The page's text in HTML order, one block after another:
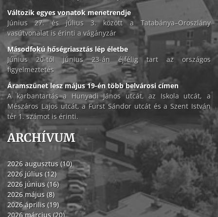
Változik egyes vonatok menetrendje
Június 27. és július 3. között a Tatabánya–Oroszlány
vasútvonalat is érinti a vágányzár
Másodfokú hőségriasztás lép életbe
Június 20-tól június 23-án éjfélig tart az országos
figyelmeztetés
Áramszünet lesz május 19-én több belvárosi címen
A karbantartás a Hunyadi János utcát, az Iskola utcát, a
Mészáros Lajos utcát, a Fürst Sándor utcát és a Szent István
tér 1. számot is érinti.
ARCHÍVUM
2026 augusztus (10)
2026 július (12)
2026 június (16)
2026 május (8)
2026 április (19)
2026 március (20)